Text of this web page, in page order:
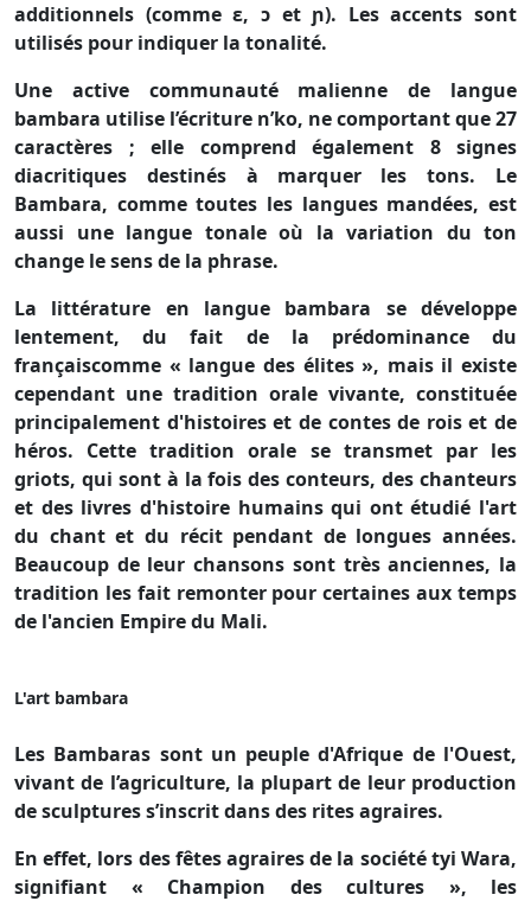
additionnels (comme ɛ, ɔ et ɲ). Les accents sont
utilisés pour indiquer la tonalité.
Une active communauté malienne de langue
bambara utilise l’écriture n’ko, ne comportant que 27
caractères ; elle comprend également 8 signes
diacritiques destinés à marquer les tons. Le
Bambara, comme toutes les langues mandées, est
aussi une langue tonale où la variation du ton
change le sens de la phrase.
La littérature en langue bambara se développe
lentement, du fait de la prédominance du
françaiscomme « langue des élites », mais il existe
cependant une tradition orale vivante, constituée
principalement d'histoires et de contes de rois et de
héros. Cette tradition orale se transmet par les
griots, qui sont à la fois des conteurs, des chanteurs
et des livres d'histoire humains qui ont étudié l'art
du chant et du récit pendant de longues années.
Beaucoup de leur chansons sont très anciennes, la
tradition les fait remonter pour certaines aux temps
de l'ancien Empire du Mali.
L'art bambara
Les Bambaras sont un peuple d'Afrique de l'Ouest,
vivant de l’agriculture, la plupart de leur production
de sculptures s’inscrit dans des rites agraires.
En effet, lors des fêtes agraires de la société tyi Wara,
signifiant « Champion des cultures », les